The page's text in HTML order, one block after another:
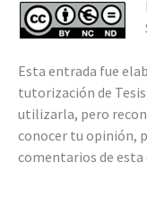
Esta entrada fue
tutorización de
utilizarla, pero
conocer tu opinión,
comentarios de esta